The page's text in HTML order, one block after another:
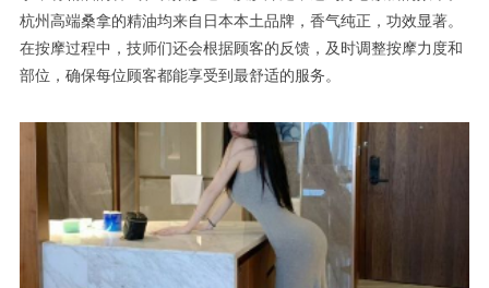
杭州高端桑拿的精油均来自日本本土品牌，香气纯正，功效显著。
在按摩过程中，技师们还会根据顾客的反馈，及时调整按摩力度和
部位，确保每位顾客都能享受到最舒适的服务。